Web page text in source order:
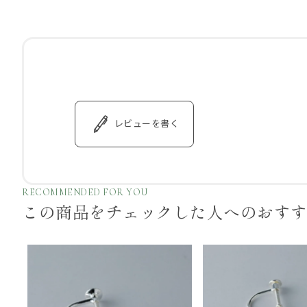
レビューを書く
RECOMMENDED FOR YOU
この商品をチェックした 人へのおす